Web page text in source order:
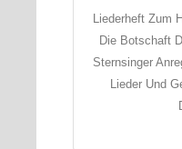
Liederheft Zum
Die Botschaft
Sternsinger
Lieder Und